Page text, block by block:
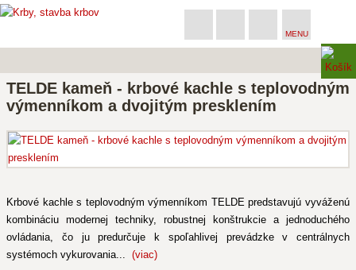
MENU
TELDE kameň - krbové kachle s teplovodným
výmenníkom a dvojitým presklením
Krbové kachle s teplovodným výmenníkom TELDE predstavujú vyváženú
kombináciu modernej techniky, robustnej konštrukcie a jednoduchého
ovládania, čo ju predurčuje k spoľahlivej prevádzke v centrálnych
systémoch vykurovania... (viac)